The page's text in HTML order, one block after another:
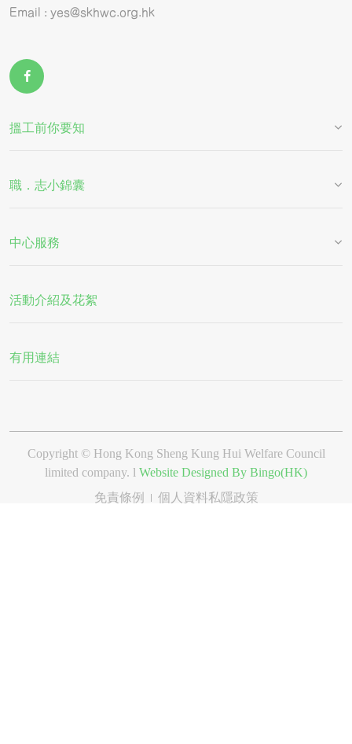
Email : yes@skhwc.org.hk
搵工前你要知
職．志小錦囊
中心服務
活動介紹及花絮
有用連結
Copyright © Hong Kong Sheng Kung Hui Welfare Council
limited company. l Website Designed By Bingo(HK)
免責條例
個人資料私隱政策